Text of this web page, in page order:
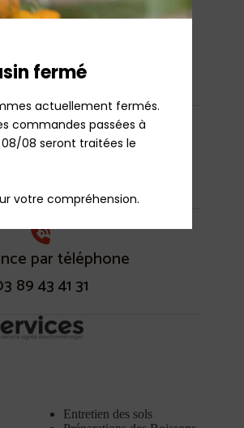
/ Apple Pay
Boutique
par téléphone
89 43 41 31
Entretien des sols
fermé
actuellement fermés.
commandes passées à
08 seront traitées le
votre compréhension.